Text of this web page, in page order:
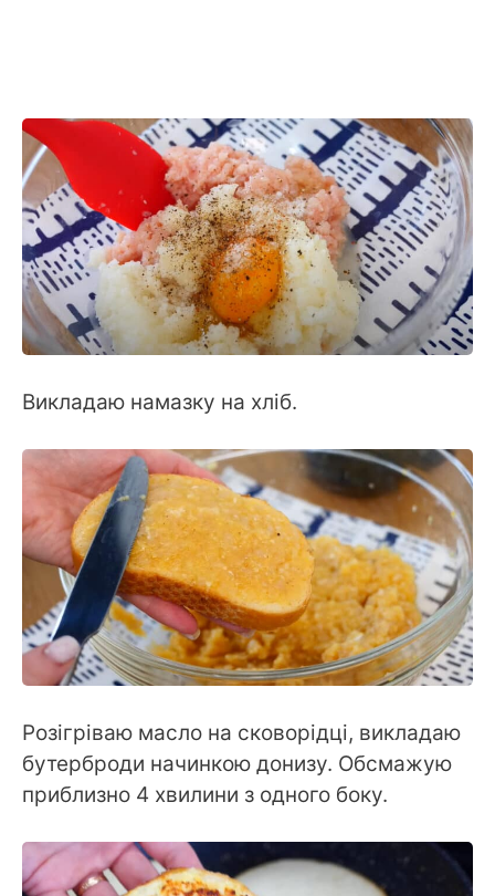
Викладаю намазку на хліб.
Розігріваю масло на сковорідці, викладаю
бутерброди начинкою донизу. Обсмажую
приблизно 4 хвилини з одного боку.